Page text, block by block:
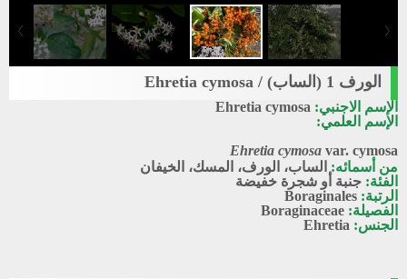
الورف 1 (الساب) / Ehretia cymosa
الإسم الاجنبي: Ehretia cymosa
الإسم العلمي:
Ehretia cymosa var. cymosa
من أسمائه: الساب، الورف، المسك، الخيفان
الفئة: جنبة أو شجرة خفيضة
الرتبة: Boraginales
الفصيلة: Boraginaceae
الجنس: Ehretia